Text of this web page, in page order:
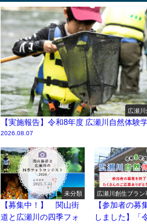
広瀬川
【実施報告】令和8年度 広瀬川自然体験
2026.08.07
未分類
【募集中！】 関山街
道と広瀬川の四季フォ
広瀬川創生プラン
（イベント系）
【参加者の募
しました】「